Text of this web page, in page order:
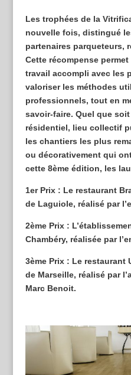
Les trophées de la
nouvelle fois, distingué
partenaires parqueteurs,
Cette récompense
travail accompli avec les
valoriser les méthodes
professionnels, tout en
savoir-faire. Quel que
résidentiel, lieu collectif
les chantiers les plus
ou décorativement qui
cette 8ème édition, les
1er Prix : Le restaurant
de Laguiole, réalisé par
2ème Prix :
Chambéry, réalisée par
3ème Prix : Le restaurant
de Marseille, réalisé par
Marc Benoit.